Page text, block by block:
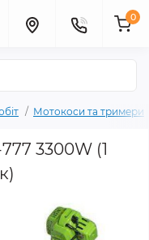
0
Мотокоси та тримери
3300W (1